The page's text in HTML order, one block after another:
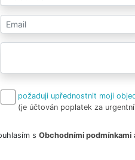
požaduji upřednostnit moji
(je účtován poplatek za
s Obchodními podmínkami